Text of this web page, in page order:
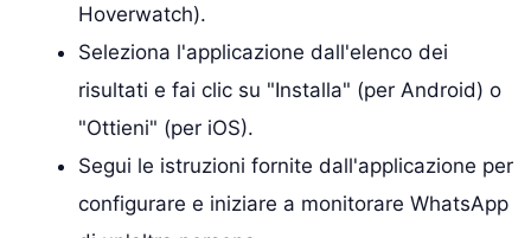
Hoverwatch).
Seleziona l'applicazione dall'elenco dei
risultati e fai clic su "Installa" (per Android) o
"Ottieni" (per iOS).
Segui le istruzioni fornite dall'applicazione per
configurare e iniziare a monitorare WhatsApp